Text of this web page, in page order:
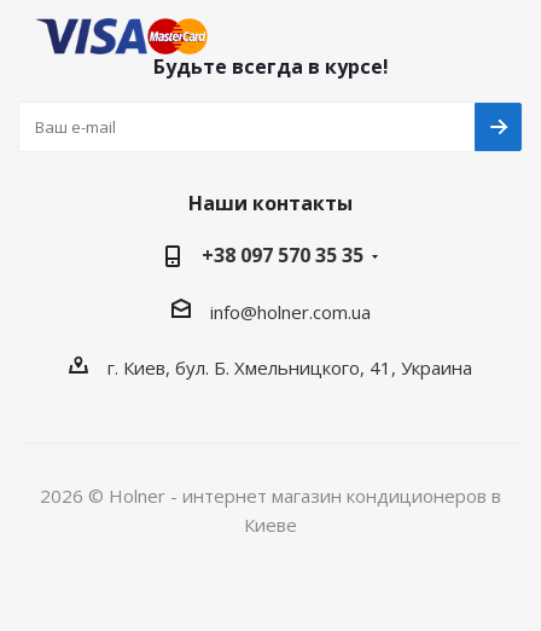
Будьте всегда в курсе!
Наши контакты
+38 097 570 35 35
info@holner.com.ua
г. Киев, бул. Б. Хмельницкого, 41, Украина
2026 © Holner - интернет магазин кондиционеров в
Киеве